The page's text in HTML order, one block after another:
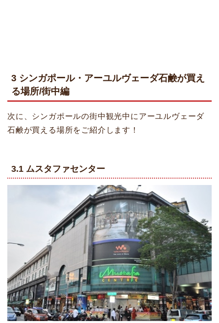
3 シンガポール・アーユルヴェーダ石鹸が買え
る場所/街中編
次に、シンガポールの街中観光中にアーユルヴェーダ
石鹸が買える場所をご紹介します！
3.1 ムスタファセンター